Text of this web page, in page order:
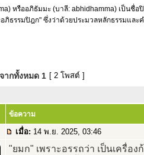
หรืออภิธัมมะ (บาลี: abhidhamma) เป็น
ภิธรรมปิฎก" ซึ่งว่าด้วยประมวลหลักธรรมแล
จากทั้งหมด 1 [ 2 โพสต์ ]
ข้อความ
เมื่อ: 14 พ.ย. 2025, 03:46
"ยมก" เพราะอรรถว่า เป็นเครื่อ